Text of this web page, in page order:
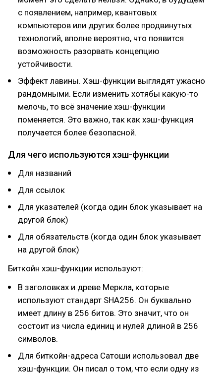
с появлением, например, квантовых
компьютеров или других более продвинутых
технологий, вполне вероятно, что появится
возможность разорвать концепцию
устойчивости.
Эффект лавины. Хэш-функции выглядят ужасно
рандомными. Если изменить хотябы какую-то
мелочь, то всё значение хэш-функции
поменяется. Это важно, так как хэш-функция
получается более безопасной.
Для чего используются хэш-функции
Для названий
Для ссылок
Для указателей (когда один блок указывает на
другой блок)
Для обязательств (когда один блок указывает
на другой блок)
Биткойн хэш-функции используют:
В заголовках и древе Меркла, которые
используют стандарт SHA256. Он буквально
имеет длину в 256 битов. Это значит, что он
состоит из числа единиц и нулей длиной в 256
символов.
Для биткойн-адреса Сатоши использовал две
хэш-функции. Он писал о том, что если одну из